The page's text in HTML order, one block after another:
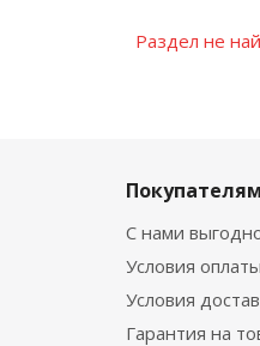
Раздел не
Покупателям
С нами
Условия оплаты
Условия
Гарантия на